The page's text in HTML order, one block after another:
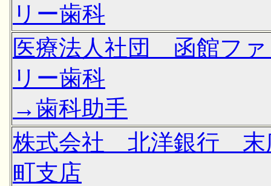
リー歯科
医療法人社団 函館フ
リー歯科
→歯科助手
株式会社 北洋銀行 末
町支店